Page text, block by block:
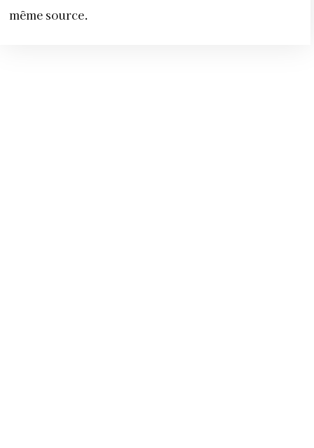
même source.